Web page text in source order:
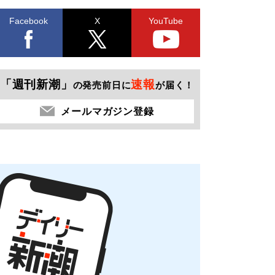
Facebook X YouTube
「週刊新潮」 の発売前日に速報が届く！
メールマガジン登録